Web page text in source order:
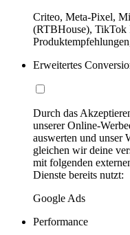
Criteo, Meta-Pixel,
(RTBHouse), TikTok
Erweitertes
Durch das
unserer Online-
auswerten und unser
gleichen wir deine
mit folgenden
Dienste bereits nutzt:
Google Ads
Performance